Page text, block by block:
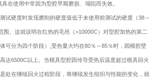
在使用中常因为型腔早期磨损、塌陷而失效。
试硬度时发现磨削的硬度值低于未使用前测试的硬度（38～
围。这就说明在红热的毛坯（>10000C）对型腔加热的第二
可分为四个阶段）,受热量大约在80％～85％时，因模腔壁
达6500C以上。当模具型腔因传导受热后温度超过模具回火
处在继续回火过程阶段，将继续发生组织与性能的变化，就